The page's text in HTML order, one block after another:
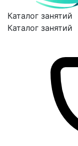
Каталог занятий
Каталог занятий